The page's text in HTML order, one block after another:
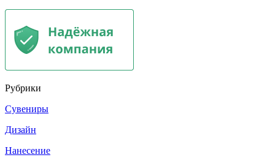
Рубрики
Сувениры
Дизайн
Нанесение